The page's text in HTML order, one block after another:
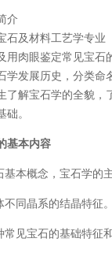
介
石及材料工艺学专业
用肉眼鉴定常见宝石
学发展历史，分类命
了解宝石学的全貌，
础。
基本内容
基本概念，宝石学的
不同晶系的结晶特征
常见宝石的基础特征